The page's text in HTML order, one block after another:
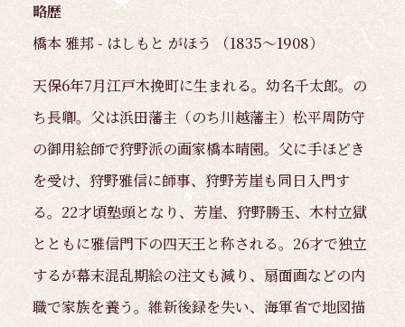
略歴
橋本 雅邦 - はしもと がほう （1835～1908）
天保6年7月江戸木挽町に生まれる。幼名千太郎。の
ち長卿。父は浜田藩主（のち川越藩主）松平周防守
の御用絵師で狩野派の画家橋本晴園。父に手ほどき
を受け、狩野雅信に師事、狩野芳崖も同日入門す
る。22才頃塾頭となり、芳崖、狩野勝玉、木村立獄
とともに雅信門下の四天王と称される。26才で独立
するが幕末混乱期絵の注文も減り、扇面画などの内
職で家族を養う。維新後録を失い、海軍省で地図描